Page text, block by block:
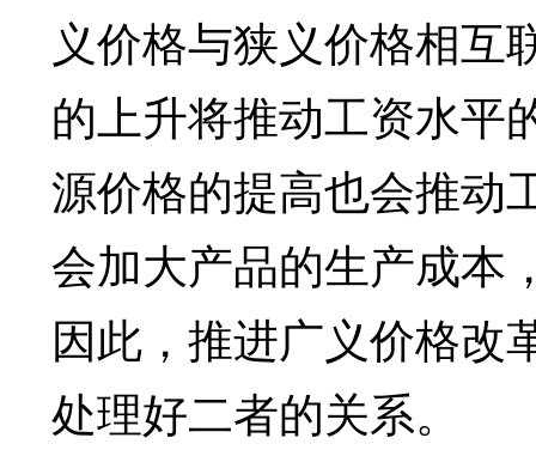
义价格与狭义价格相互
的上升将推动工资水平
源价格的提高也会推动
会加大产品的生产成本
因此，推进广义价格改
处理好二者的关系。